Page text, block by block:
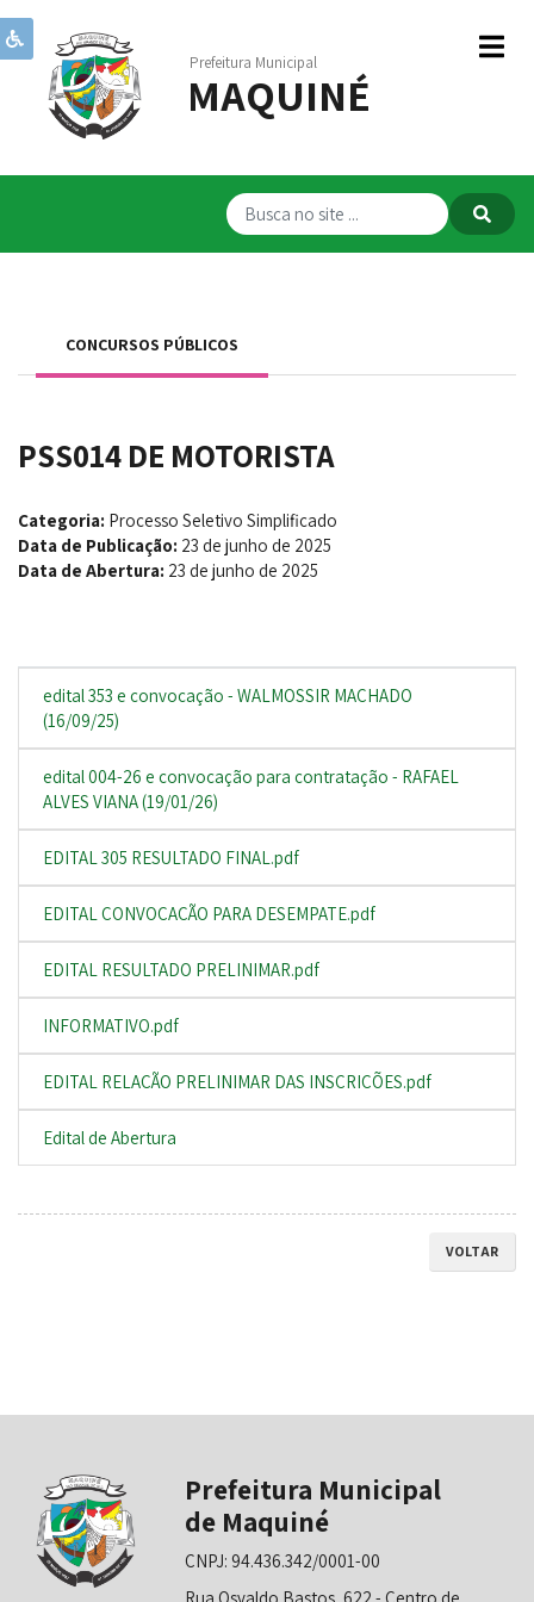
Prefeitura Municipal
MAQUINÉ
Institucional
Governo
Serviços
Servidores
CONCURSOS PÚBLICOS
PSS014 DE MOTORISTA
Categoria: Processo Seletivo Simplificado
Data de Publicação: 23 de junho de 2025
Data de Abertura: 23 de junho de 2025
edital 353 e convocação - WALMOSSIR MACHADO
(16/09/25)
edital 004-26 e convocação para contratação - RAFAEL
ALVES VIANA (19/01/26)
EDITAL 305 RESULTADO FINAL.pdf
EDITAL CONVOCAÇÃO PARA DESEMPATE.pdf
EDITAL RESULTADO PRELINIMAR.pdf
INFORMATIVO.pdf
EDITAL RELAÇÃO PRELINIMAR DAS INSCRIÇÕES.pdf
Edital de Abertura
VOLTAR
Prefeitura Municipal
de Maquiné
CNPJ: 94.436.342/0001-00